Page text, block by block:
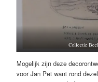
Collectie
Mogelijk zijn deze
voor Jan Pet want rond